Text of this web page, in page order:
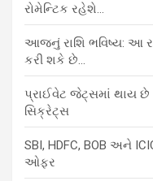
રોમેન્ટિક રહેશે…
આજનું રાશિ ભવિષ્ય: આ
કરી શકે છે…
પ્રાઈવેટ જેટ્સમાં થાય
સિક્રેટ્સ
SBI, HDFC, BOB અને
ઓફર